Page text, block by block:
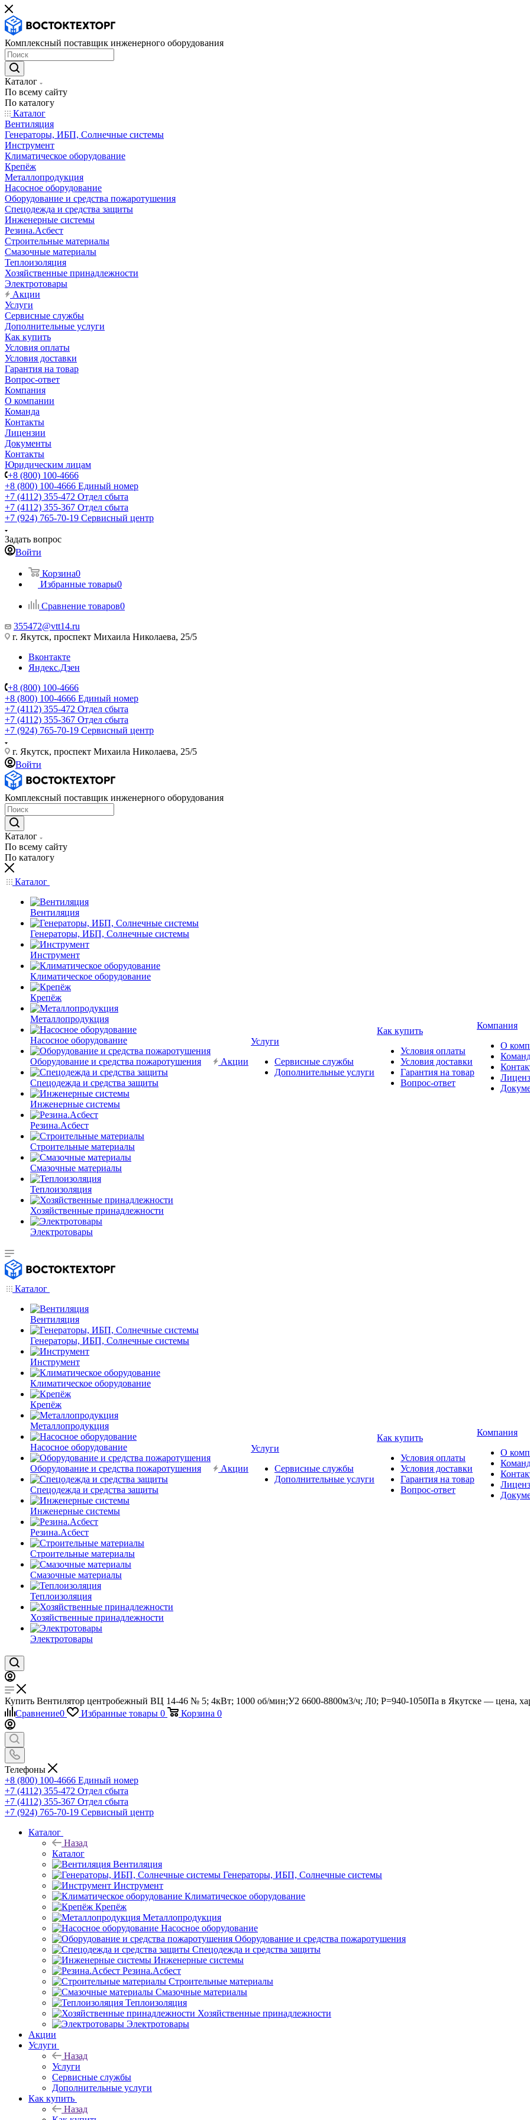
Комплексный поставщик инженерного оборудования
Каталог
По всему сайту
По каталогу
Каталог
Вентиляция
Генераторы, ИБП, Солнечные системы
Инструмент
Климатическое оборудование
Крепёж
Металлопродукция
Насосное оборудование
Оборудование и средства пожаротушения
Спецодежда и средства защиты
Инженерные системы
Резина.Асбест
Строительные материалы
Смазочные материалы
Теплоизоляция
Хозяйственные принадлежности
Электротовары
Акции
Услуги
Сервисные службы
Дополнительные услуги
Как купить
Условия оплаты
Условия доставки
Гарантия на товар
Вопрос-ответ
Компания
О компании
Команда
Контакты
Лицензии
Документы
Контакты
Юридическим лицам
+8 (800) 100-4666
+8 (800) 100-4666 Единый номер
+7 (4112) 355-472 Отдел сбыта
+7 (4112) 355-367 Отдел сбыта
+7 (924) 765-70-19 Сервисный центр
Задать вопрос
Войти
Корзина0
Избранные товары0
Сравнение товаров0
355472@vtt14.ru
г. Якутск, проспект Михаила Николаева, 25/5
Вконтакте
Яндекс.Дзен
+8 (800) 100-4666
+8 (800) 100-4666 Единый номер
+7 (4112) 355-472 Отдел сбыта
+7 (4112) 355-367 Отдел сбыта
+7 (924) 765-70-19 Сервисный центр
г. Якутск, проспект Михаила Николаева, 25/5
Войти
Комплексный поставщик инженерного оборудования
Каталог
По всему сайту
По каталогу
Каталог
Вентиляция
Генераторы, ИБП, Солнечные системы
Инструмент
Климатическое оборудование
Крепёж
Металлопродукция
Насосное оборудование
Оборудование и средства пожаротушения
Спецодежда и средства защиты
Инженерные системы
Резина.Асбест
Строительные материалы
Смазочные материалы
Теплоизоляция
Хозяйственные принадлежности
Электротовары
Акции
Услуги
Сервисные службы
Дополнительные услуги
Как купить
Условия оплаты
Условия доставки
Гарантия на товар
Вопрос-ответ
Компания
О
Каталог
Вентиляция
Генераторы, ИБП, Солнечные системы
Инструмент
Климатическое оборудование
Крепёж
Металлопродукция
Насосное оборудование
Оборудование и средства пожаротушения
Спецодежда и средства защиты
Инженерные системы
Резина.Асбест
Строительные материалы
Смазочные материалы
Теплоизоляция
Хозяйственные принадлежности
Электротовары
Акции
Услуги
Сервисные службы
Дополнительные услуги
Как купить
Условия оплаты
Условия доставки
Гарантия на товар
Вопрос-ответ
Компания
О
Купить Вентилятор центробежный ВЦ 14-46 № 5; 4кВт; 1000 об/мин;У2 6600-8800м3/ч; Л0; Р=940-1050Па в Якутске — цена,
Сравнение0 Избранные товары 0 Корзина 0
Телефоны
+8 (800) 100-4666 Единый номер
+7 (4112) 355-472 Отдел сбыта
+7 (4112) 355-367 Отдел сбыта
+7 (924) 765-70-19 Сервисный центр
Каталог
Назад
Каталог
Вентиляция
Генераторы, ИБП, Солнечные системы
Инструмент
Климатическое оборудование
Крепёж
Металлопродукция
Насосное оборудование
Оборудование и средства пожаротушения
Спецодежда и средства защиты
Инженерные системы
Резина.Асбест
Строительные материалы
Смазочные материалы
Теплоизоляция
Хозяйственные принадлежности
Электротовары
Акции
Услуги
Назад
Услуги
Сервисные службы
Дополнительные услуги
Как купить
Назад